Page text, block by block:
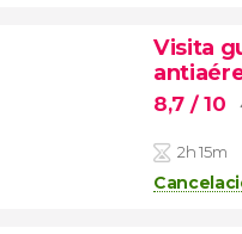
Visita
8,7 / 10
2h 15m